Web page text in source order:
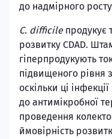
до надмірного росту
C. difficile продукує
розвитку CDAD.
гіперпродукують
підвищеного рівня
оскільки ці
до антимікробної
проведення
ймовірність